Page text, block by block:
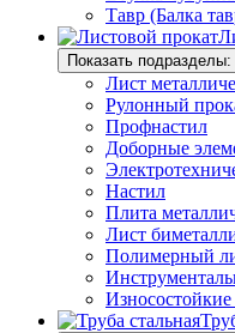
Тавр (Балка
Показать
Лист
Рулонный
Профнастил
Доборные
Настил
Плита
Лист
Полимерный